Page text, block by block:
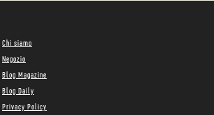
Chi siamo
Negozio
Blog Magazine
Blog Daily
Privacy Policy